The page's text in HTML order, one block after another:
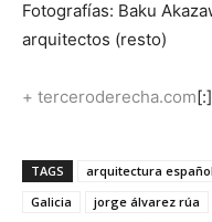
Fotografías: Baku
arquitectos (resto)
+ terceroderecha.com[:]
TAGS arquitectura
Galicia
jorge álvarez rúa